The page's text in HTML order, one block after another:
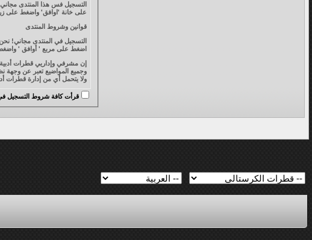
التسجيل فس هذا المنتدى
على خانة 'اوافق' واضغط على زر 'التسجل' أدناه. إذا أردت إلغاء التسجيل ، انقر فوق
قوانين وشروط المنتدى
التسجيل في المنتدى مجاني!
اضغط على مربع ' أوافق ' واضغط
وجميع المواضيع تعبر عن وجهة
ولا يتحمل أي من إدارة قطرات أدبية أي مسؤولية عن مضامين
أو مسح، أو تعديل، أو إغلاق أي
قرأت كافة شروط التسجيل في